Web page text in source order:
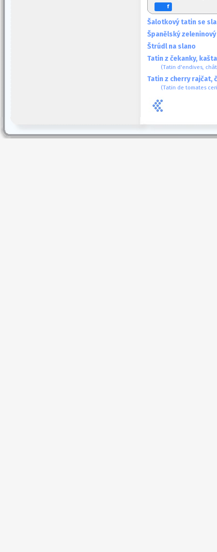
f
Šalotkový tatin se
Španělský
Štrúdl na slano
Tatin z čekanky,
(Tatin d'endives,
Tatin z cherry rajčat,
(Tatin de tomates